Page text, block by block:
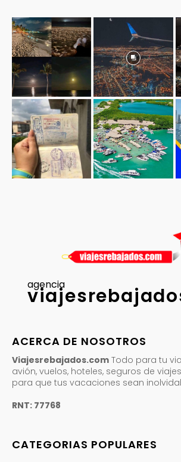
agencia
ACERCA DE NOSOTROS
Viajesrebajados.com Todo para tu
avión, vuelos, hoteles, seguros de
para que tus vacaciones sean
RNT: 77768
CATEGORIAS POPULARES